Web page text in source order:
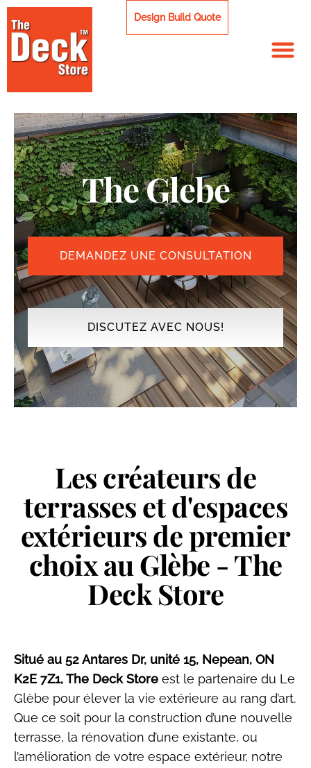
Skip
content
Design Build Quote
The Glebe
DEMANDEZ UNE CONSULTATION
DISCUTEZ AVEC NOUS!
Les créateurs de
terrasses et d'espaces
extérieurs de premier
choix au Glèbe - The
Deck Store
Situé au 52 Antares Dr, unité 15, Nepean, ON
K2E 7Z1, The Deck Store est le partenaire du Le
Glèbe pour élever la vie extérieure au rang d’art.
Que ce soit pour la construction d’une nouvelle
terrasse, la rénovation d’une existante, ou
l’amélioration de votre espace extérieur, notre